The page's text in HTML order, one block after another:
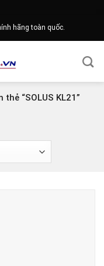
hãng toàn quốc.
“SOLUS KL21”